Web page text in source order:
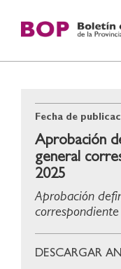
Aprobación
general
2025
Aprobación
Fecha de
DESCARGAR